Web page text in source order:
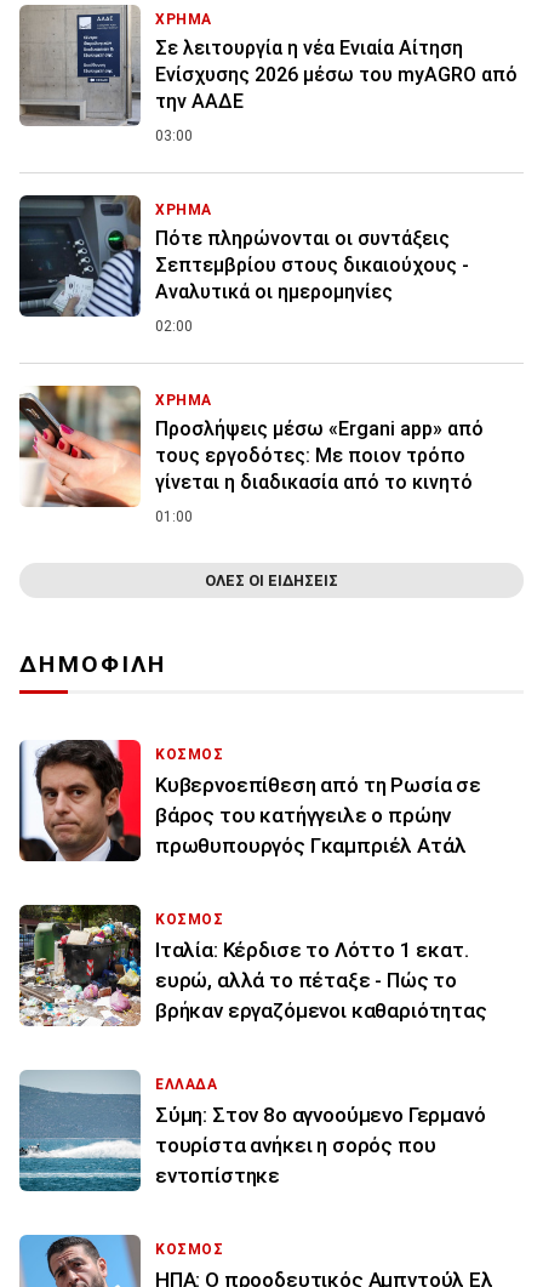
ΧΡΗΜΑ
Σε λειτουργία η νέα Ενιαία Αίτηση
Ενίσχυσης 2026 μέσω του myAGRO από
την ΑΑΔΕ
03:00
ΧΡΗΜΑ
Πότε πληρώνονται οι συντάξεις
Σεπτεμβρίου στους δικαιούχους -
Αναλυτικά οι ημερομηνίες
02:00
ΧΡΗΜΑ
Προσλήψεις μέσω «Ergani app» από
τους εργοδότες: Με ποιον τρόπο
γίνεται η διαδικασία από το κινητό
01:00
ΟΛΕΣ ΟΙ ΕΙΔΗΣΕΙΣ
ΔΗΜΟΦΙΛΗ
ΚΟΣΜΟΣ
Κυβερνοεπίθεση από τη Ρωσία σε
βάρος του κατήγγειλε ο πρώην
πρωθυπουργός Γκαμπριέλ Ατάλ
ΚΟΣΜΟΣ
Ιταλία: Κέρδισε το Λόττο 1 εκατ.
ευρώ, αλλά το πέταξε - Πώς το
βρήκαν εργαζόμενοι καθαριότητας
ΕΛΛΑΔΑ
Σύμη: Στον 8ο αγνοούμενο Γερμανό
τουρίστα ανήκει η σορός που
εντοπίστηκε
ΚΟΣΜΟΣ
ΗΠΑ: Ο προοδευτικός Αμπντούλ Ελ